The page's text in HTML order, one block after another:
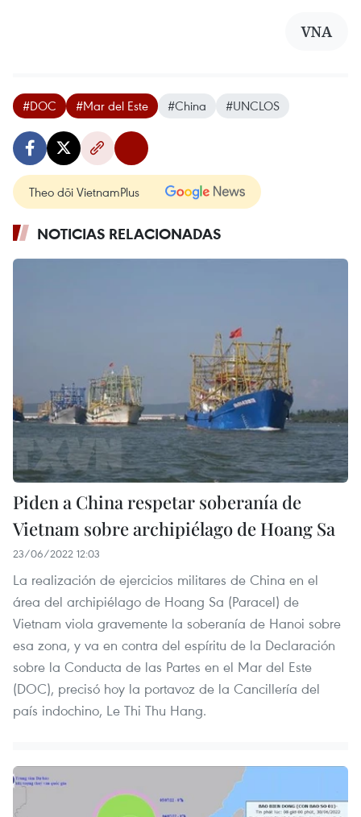
VNA
#DOC #Mar del Este #China #UNCLOS
Theo dõi VietnamPlus
NOTICIAS RELACIONADAS
Piden a China respetar soberanía de
Vietnam sobre archipiélago de Hoang Sa
23/06/2022 12:03
La realización de ejercicios militares de China en el
área del archipiélago de Hoang Sa (Paracel) de
Vietnam viola gravemente la soberanía de Hanoi sobre
esa zona, y va en contra del espíritu de la Declaración
sobre la Conducta de las Partes en el Mar del Este
(DOC), precisó hoy la portavoz de la Cancillería del
país indochino, Le Thi Thu Hang.